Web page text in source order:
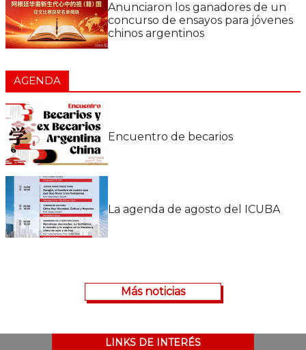
Anunciaron los ganadores de un
concurso de ensayos para jóvenes
chinos argentinos
AGENDA
Encuentro de becarios
La agenda de agosto del ICUBA
Más noticias
LINKS DE INTERÉS